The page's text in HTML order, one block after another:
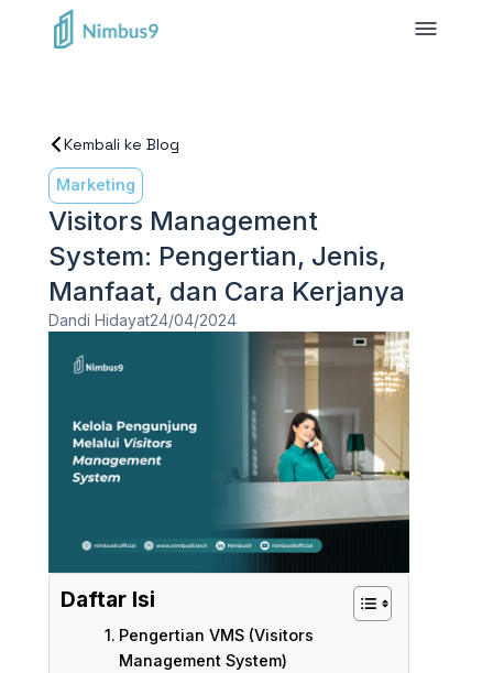
Kembali ke Blog
Marketing
Visitors Management
System: Pengertian, Jenis,
Manfaat, dan Cara Kerjanya
Dandi Hidayat24/04/2024
Daftar Isi
Pengertian VMS (Visitors
Management System)